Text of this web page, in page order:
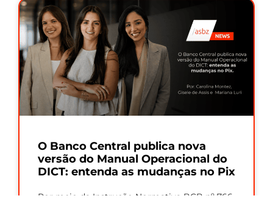
O Banco Central publica nova
versão do Manual Operacional do
DICT: entenda as mudanças no Pix
Por meio da Instrução Normativa BCB nº 766,